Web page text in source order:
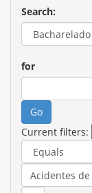
Search:
for
Current filters: